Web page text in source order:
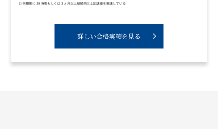
詳しい合格実績を見る